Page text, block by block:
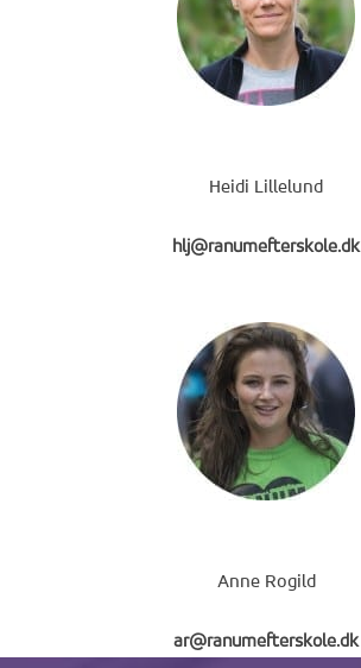
Heidi Lillelund
hlj@ranumefterskole.dk
Anne Rogild
ar@ranumefterskole.dk